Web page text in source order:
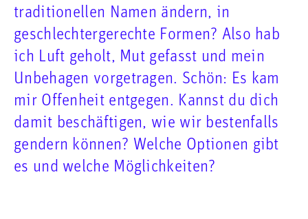
traditionellen Namen ändern, in
geschlechtergerechte Formen? Also hab
ich Luft geholt, Mut gefasst und mein
Unbehagen vorgetragen. Schön: Es kam
mir Offenheit entgegen. Kannst du dich
damit beschäftigen, wie wir bestenfalls
gendern können? Welche Optionen gibt
es und welche Möglichkeiten?